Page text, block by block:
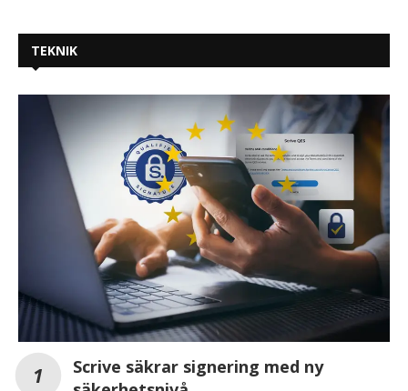
TEKNIK
Scrive säkrar signering med ny